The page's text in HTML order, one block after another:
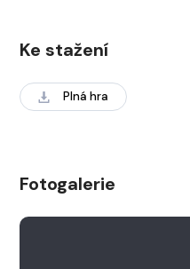
Ke stažení
Plná hra
Fotogalerie